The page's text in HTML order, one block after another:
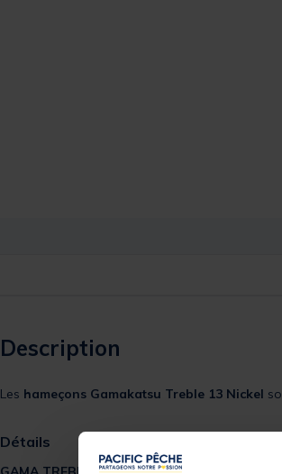
Description
Les hameçons Gamakatsu Treble 13 Nickel
Détails